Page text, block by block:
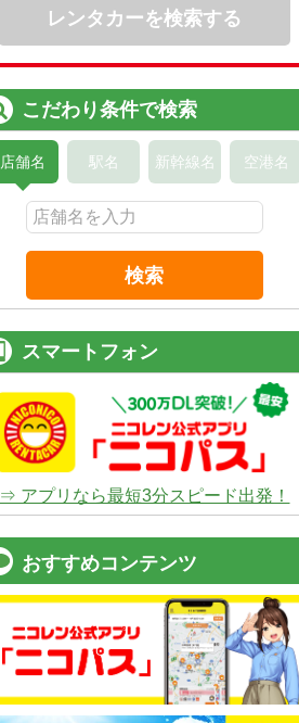
レンタカーを検索する
こだわり条件で検索
店舗名 駅名 新幹線名 空港名
検索
スマートフォン
⇒ アプリなら最短3分スピード出発！
おすすめコンテンツ